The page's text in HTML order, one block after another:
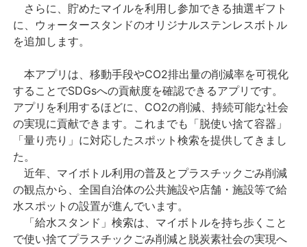
さらに、貯めたマイルを利用し参加できる抽選ギフト
に、ウォータースタンドのオリジナルステンレスボトル
を追加します。
本アプリは、移動手段やCO2排出量の削減率を可視化
することでSDGsへの貢献度を確認できるアプリです。
アプリを利用するほどに、CO2の削減、持続可能な社会
の実現に貢献できます。これまでも「脱使い捨て容器」
「量り売り」に対応したスポット検索を提供してきまし
た。
近年、マイボトル利用の普及とプラスチックごみ削減
の観点から、全国自治体の公共施設や店舗・施設等で給
水スポットの設置が進んでいます。
「給水スタンド」検索は、マイボトルを持ち歩くこと
で使い捨てプラスチックごみ削減と脱炭素社会の実現へ